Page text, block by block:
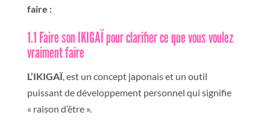
faire :
1.1 Faire son IKIGAÏ pour clarifier ce que vous voulez
vraiment faire
L’IKIGAÏ, est un concept japonais et un outil
puissant de développement personnel qui signifie
« raison d’être ».